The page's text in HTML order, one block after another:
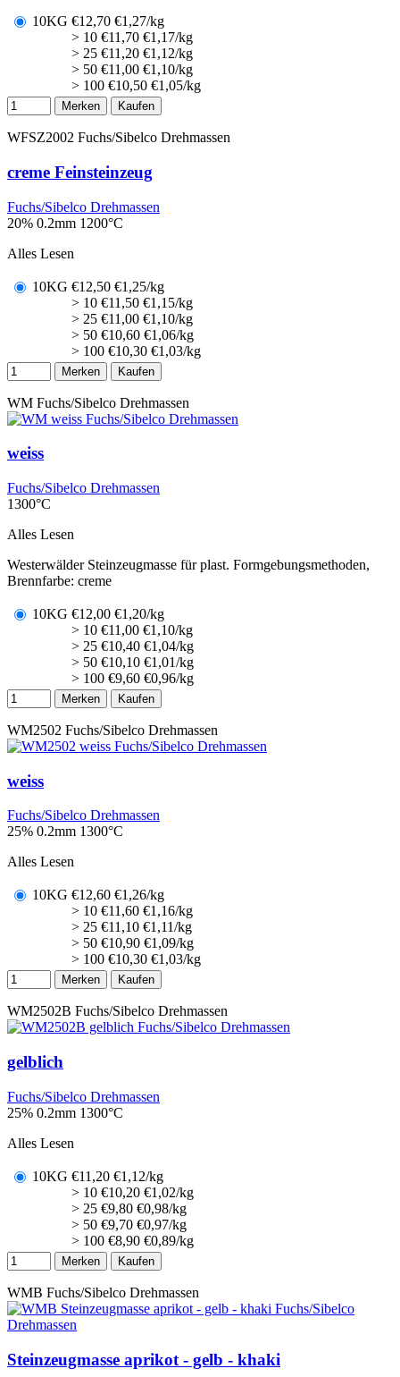
10KG €12,70 €1,27/kg
> 10 €11,70 €1,17/kg
> 25 €11,20 €1,12/kg
> 50 €11,00 €1,10/kg
> 100 €10,50 €1,05/kg
Merken Kaufen
WFSZ2002 Fuchs/Sibelco Drehmassen
creme Feinsteinzeug
Fuchs/Sibelco Drehmassen
20% 0.2mm 1200°C
Alles Lesen
10KG €12,50 €1,25/kg
> 10 €11,50 €1,15/kg
> 25 €11,00 €1,10/kg
> 50 €10,60 €1,06/kg
> 100 €10,30 €1,03/kg
Merken Kaufen
WM Fuchs/Sibelco Drehmassen
weiss
Fuchs/Sibelco Drehmassen
1300°C
Alles Lesen
Westerwälder Steinzeugmasse für plast. Formgebungsmethoden,
Brennfarbe: creme
10KG €12,00 €1,20/kg
> 10 €11,00 €1,10/kg
> 25 €10,40 €1,04/kg
> 50 €10,10 €1,01/kg
> 100 €9,60 €0,96/kg
Merken Kaufen
WM2502 Fuchs/Sibelco Drehmassen
weiss
Fuchs/Sibelco Drehmassen
25% 0.2mm 1300°C
Alles Lesen
10KG €12,60 €1,26/kg
> 10 €11,60 €1,16/kg
> 25 €11,10 €1,11/kg
> 50 €10,90 €1,09/kg
> 100 €10,30 €1,03/kg
Merken Kaufen
WM2502B Fuchs/Sibelco Drehmassen
gelblich
Fuchs/Sibelco Drehmassen
25% 0.2mm 1300°C
Alles Lesen
10KG €11,20 €1,12/kg
> 10 €10,20 €1,02/kg
> 25 €9,80 €0,98/kg
> 50 €9,70 €0,97/kg
> 100 €8,90 €0,89/kg
Merken Kaufen
WMB Fuchs/Sibelco Drehmassen
Steinzeugmasse aprikot - gelb - khaki